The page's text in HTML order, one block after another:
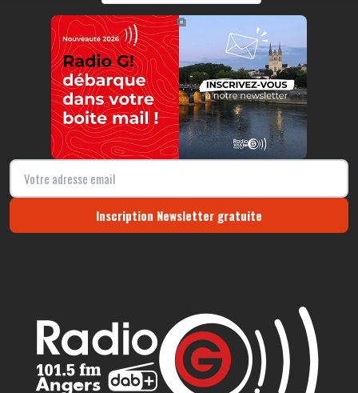
https://radio-g.fr?14903
⧉
Inscription Newsletter gratuite